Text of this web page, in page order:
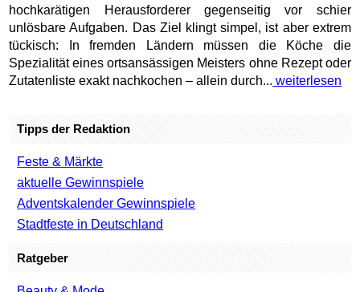
hochkarätigen Herausforderer gegenseitig vor schier
unlösbare Aufgaben. Das Ziel klingt simpel, ist aber extrem
tückisch: In fremden Ländern müssen die Köche die
Spezialität eines ortsansässigen Meisters ohne Rezept oder
Zutatenliste exakt nachkochen – allein durch... weiterlesen
Tipps der Redaktion
Feste & Märkte
aktuelle Gewinnspiele
Adventskalender Gewinnspiele
Stadtfeste in Deutschland
Ratgeber